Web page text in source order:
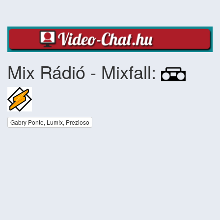
Mix Rádió - Mixfall:
Gabry Ponte, Lum!x, Prezioso